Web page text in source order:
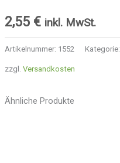
2,55 € inkl. MwSt.
Artikelnummer: 1552 Kategorie:
zzgl. Versandkosten
Ähnliche Produkte